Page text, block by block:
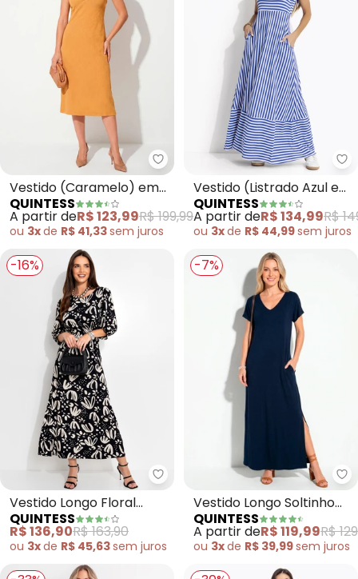
Quintess - Vestido (Caramelo)
Vestido (Caramelo) em
Tecido Plano Jacquard
Cetim
QUINTESS
A partir deR$ 123,99R$ 199,99
ou 3xde R$ 41,33sem juros
Vestido (Listrado Azul e
Branco) em Canelado
QUINTESS
A partir deR$ 134,99R$
ou 3xde R$ 44,99sem juros
-16%
Quintess - Vestido Longo
Vestido Longo Floral
Artístico em Malha de
Viscose com Manga 3/4
QUINTESS
R$ 136,90R$ 163,90
ou 3xde R$ 45,63sem juros
-7%
Vestido Longo Soltinho
com Fenda (Azul)
QUINTESS
A partir deR$ 119,99R$
ou 3xde R$ 39,99sem juros